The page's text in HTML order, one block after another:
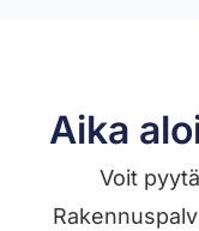
Aika
Voit